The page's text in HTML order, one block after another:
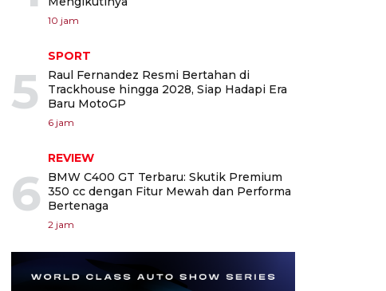
10 jam
5
SPORT
Raul Fernandez Resmi Bertahan di
Trackhouse hingga 2028, Siap Hadapi Era
Baru MotoGP
6 jam
6
REVIEW
BMW C400 GT Terbaru: Skutik Premium
350 cc dengan Fitur Mewah dan Performa
Bertenaga
2 jam